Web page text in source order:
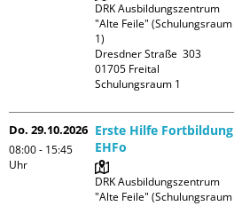
DRK Ausbildungszentrum
"Alte Feile" (Schulungsraum
1)
Dresdner Straße  303
01705 Freital
Schulungsraum 1
Do. 29.10.2026
08:00 - 15:45
Uhr
Erste Hilfe Fortbildung
EHFo
DRK Ausbildungszentrum
"Alte Feile" (Schulungsraum